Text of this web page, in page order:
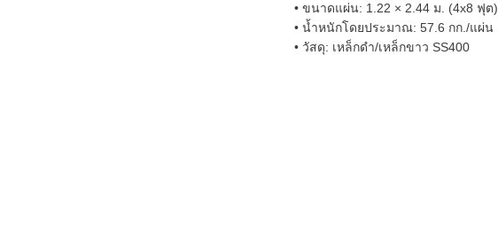
ขนาดแผ่น: 1.22 × 2.44 ม. (4x8 ฟุต)
น้ำหนักโดยประมาณ: 57.6 กก./แผ่น
วัสดุ: เหล็กดำ/เหล็กขาว SS400